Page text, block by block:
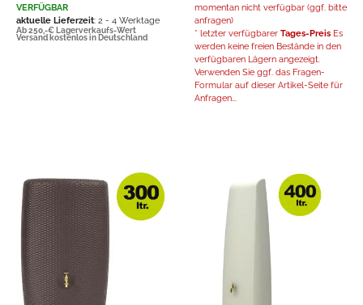
VERFÜGBAR
aktuelle Lieferzeit: 2 - 4 Werktage
Ab 250,-€ Lagerverkaufs-Wert
Versand kostenlos in Deutschland
momentan nicht verfügbar (ggf. bitte
anfragen)
* letzter verfügbarer Tages-Preis Es
werden keine freien Bestände in den
verfügbaren Lägern angezeigt.
Verwenden Sie ggf. das Fragen-
Formular auf dieser Artikel-Seite für
Anfragen...